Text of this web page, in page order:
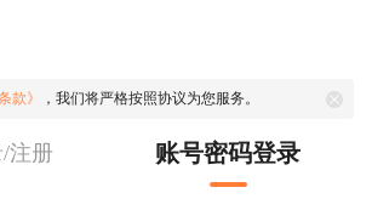
款》 ，我们将严格按照协议为您服务。
注册 账号密码登录